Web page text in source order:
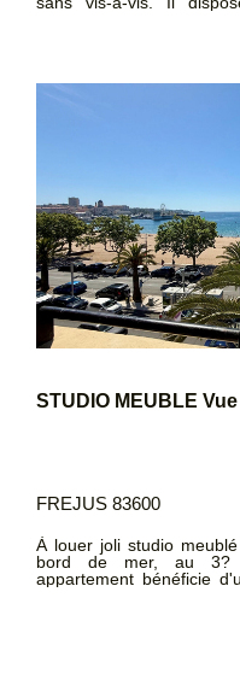
complètent ce bien. Vous apprécierez son emplacement
STUDIO MEUBLE
FREJUS 83600
À louer joli studio
bord de mer, au 3?
appartement bénéficie